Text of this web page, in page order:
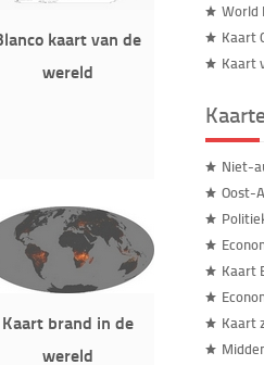
kaart van de
wereld
Kaart brand in de
wereld
World
Kaart
Kaart
Niet-
Oost-
Kaart
Kaart